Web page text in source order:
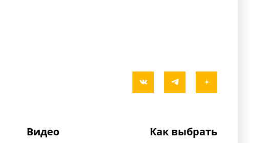
Видео Как выбрать